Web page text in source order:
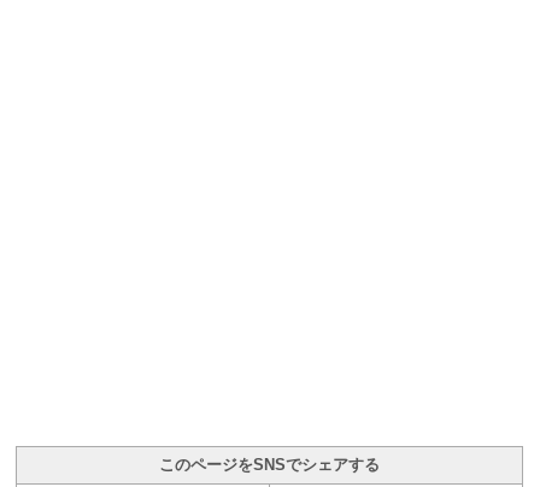
このページをSNSでシェアする